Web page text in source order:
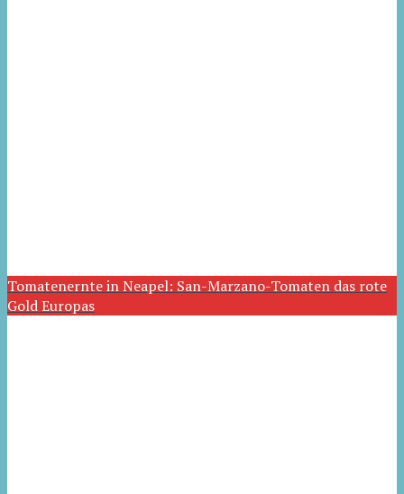
Tomatenernte in Neapel: San-Marzano-Tomaten das rote
Gold Europas